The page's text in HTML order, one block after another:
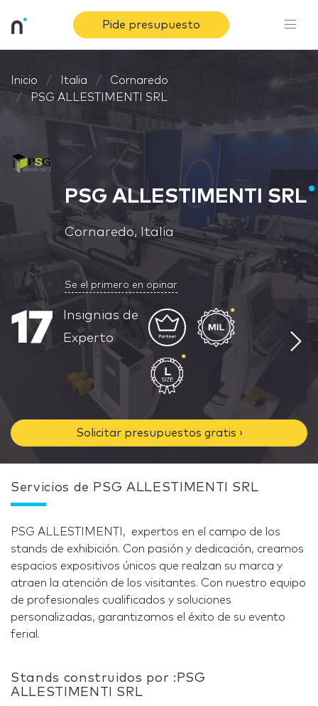
Pide presupuesto
Inicio Italia
Cornaredo
PSG ALLESTIMENTI SRL
PSG ALLESTIMENTI SRL
Cornaredo, Italia
Se el primero en opinar
17
Insignias de
Experto
Solicitar presupuestos gratis ›
Servicios de PSG ALLESTIMENTI SRL
PSG ALLESTIMENTI, expertos en el campo de los
stands de exhibición. Con pasión y dedicación, creamos
espacios expositivos únicos que realzan su marca y
atraen la atención de los visitantes. Con nuestro equipo
de profesionales cualificados y soluciones
personalizadas, garantizamos el éxito de su evento
ferial.
Stands construidos por :PSG
ALLESTIMENTI SRL